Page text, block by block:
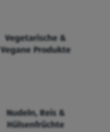
Vegetarische &
Vegane Produkte
Nudeln, Reis &
Hülsenfrüchte